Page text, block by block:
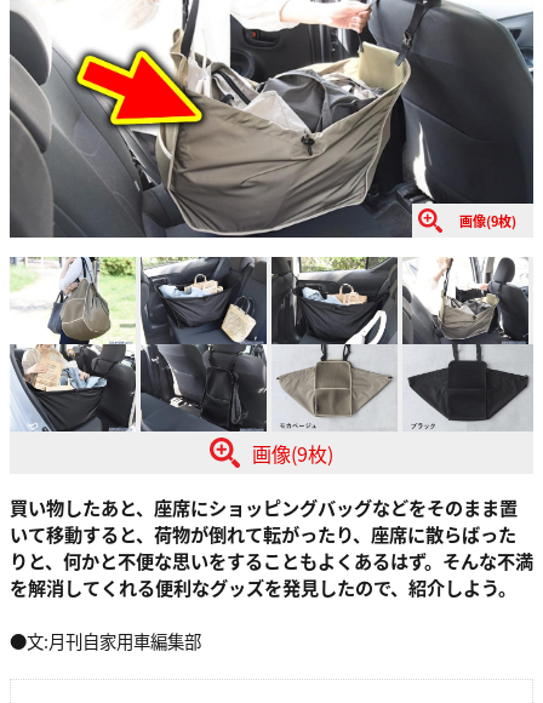
画像(9枚)
画像(9枚)
買い物したあと、座席にショッピングバッグなどをそのまま置
いて移動すると、荷物が倒れて転がったり、座席に散らばった
りと、何かと不便な思いをすることもよくあるはず。そんな不満
を解消してくれる便利なグッズを発見したので、紹介しよう。
●文:月刊自家用車編集部